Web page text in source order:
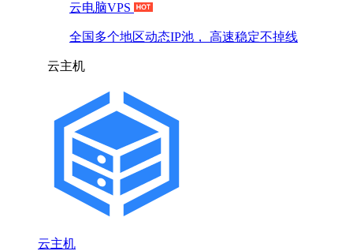
云电脑VPS
全国多个地区动态IP池， 高速稳定不掉线
云主机
云主机